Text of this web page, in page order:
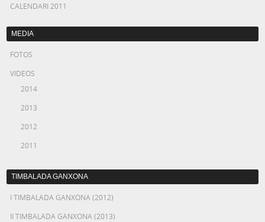
CALENDARI 2011
MEDIA
FOTOS
VIDEOS
2014
2013
2012
2011
TIMBALADA GANXONA
I TIMBALADA GANXONA (2012)
II TIMBALADA GANXONA (2013)